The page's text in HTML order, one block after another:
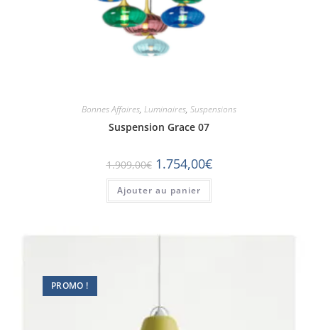
Bonnes Affaires, Luminaires, Suspensions
Suspension Grace 07
1.909,00€ 1.754,00€
Ajouter au panier
PROMO !